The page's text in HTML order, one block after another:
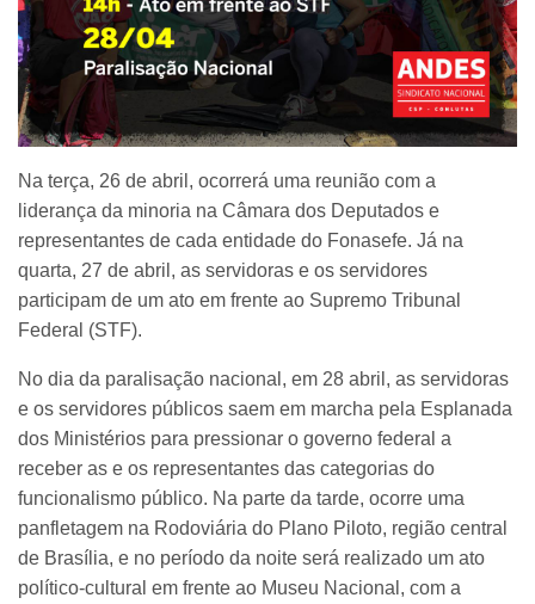
Na terça, 26 de abril, ocorrerá uma reunião com a
liderança da minoria na Câmara dos Deputados e
representantes de cada entidade do Fonasefe. Já na
quarta, 27 de abril, as servidoras e os servidores
participam de um ato em frente ao Supremo Tribunal
Federal (STF).
No dia da paralisação nacional, em 28 abril, as servidoras
e os servidores públicos saem em marcha pela Esplanada
dos Ministérios para pressionar o governo federal a
receber as e os representantes das categorias do
funcionalismo público. Na parte da tarde, ocorre uma
panfletagem na Rodoviária do Plano Piloto, região central
de Brasília, e no período da noite será realizado um ato
político-cultural em frente ao Museu Nacional, com a